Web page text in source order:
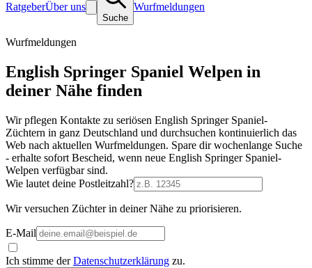
RatgeberÜber uns
Suche
Wurfmeldungen
Wurfmeldungen
English Springer Spaniel Welpen in
deiner Nähe finden
Wir pflegen Kontakte zu seriösen English Springer Spaniel-
Züchtern in ganz Deutschland und durchsuchen kontinuierlich das
Web nach aktuellen Wurfmeldungen. Spare dir wochenlange Suche
- erhalte sofort Bescheid, wenn neue English Springer Spaniel-
Welpen verfügbar sind.
Wie lautet deine Postleitzahl?
Wir versuchen Züchter in deiner Nähe zu priorisieren.
E-Mail
Ich stimme derDatenschutzerklärung zu.